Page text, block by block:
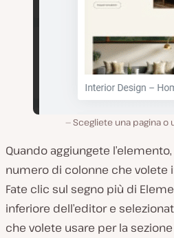
Scegliete una pagina
Quando aggiungete
numero di colonne che volete
Fate clic sul segno più di
inferiore dell’editor e
che volete usare per la